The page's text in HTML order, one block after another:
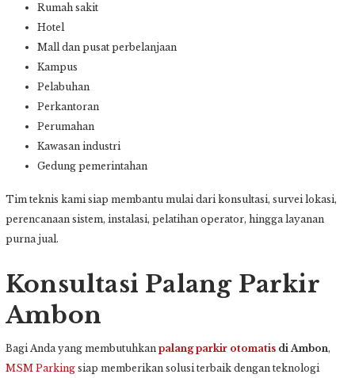
Rumah sakit
Hotel
Mall dan pusat perbelanjaan
Kampus
Pelabuhan
Perkantoran
Perumahan
Kawasan industri
Gedung pemerintahan
Tim teknis kami siap membantu mulai dari konsultasi, survei lokasi,
perencanaan sistem, instalasi, pelatihan operator, hingga layanan
purna jual.
Konsultasi Palang Parkir
Ambon
Bagi Anda yang membutuhkan palang parkir otomatis di Ambon,
MSM Parking siap memberikan solusi terbaik dengan teknologi